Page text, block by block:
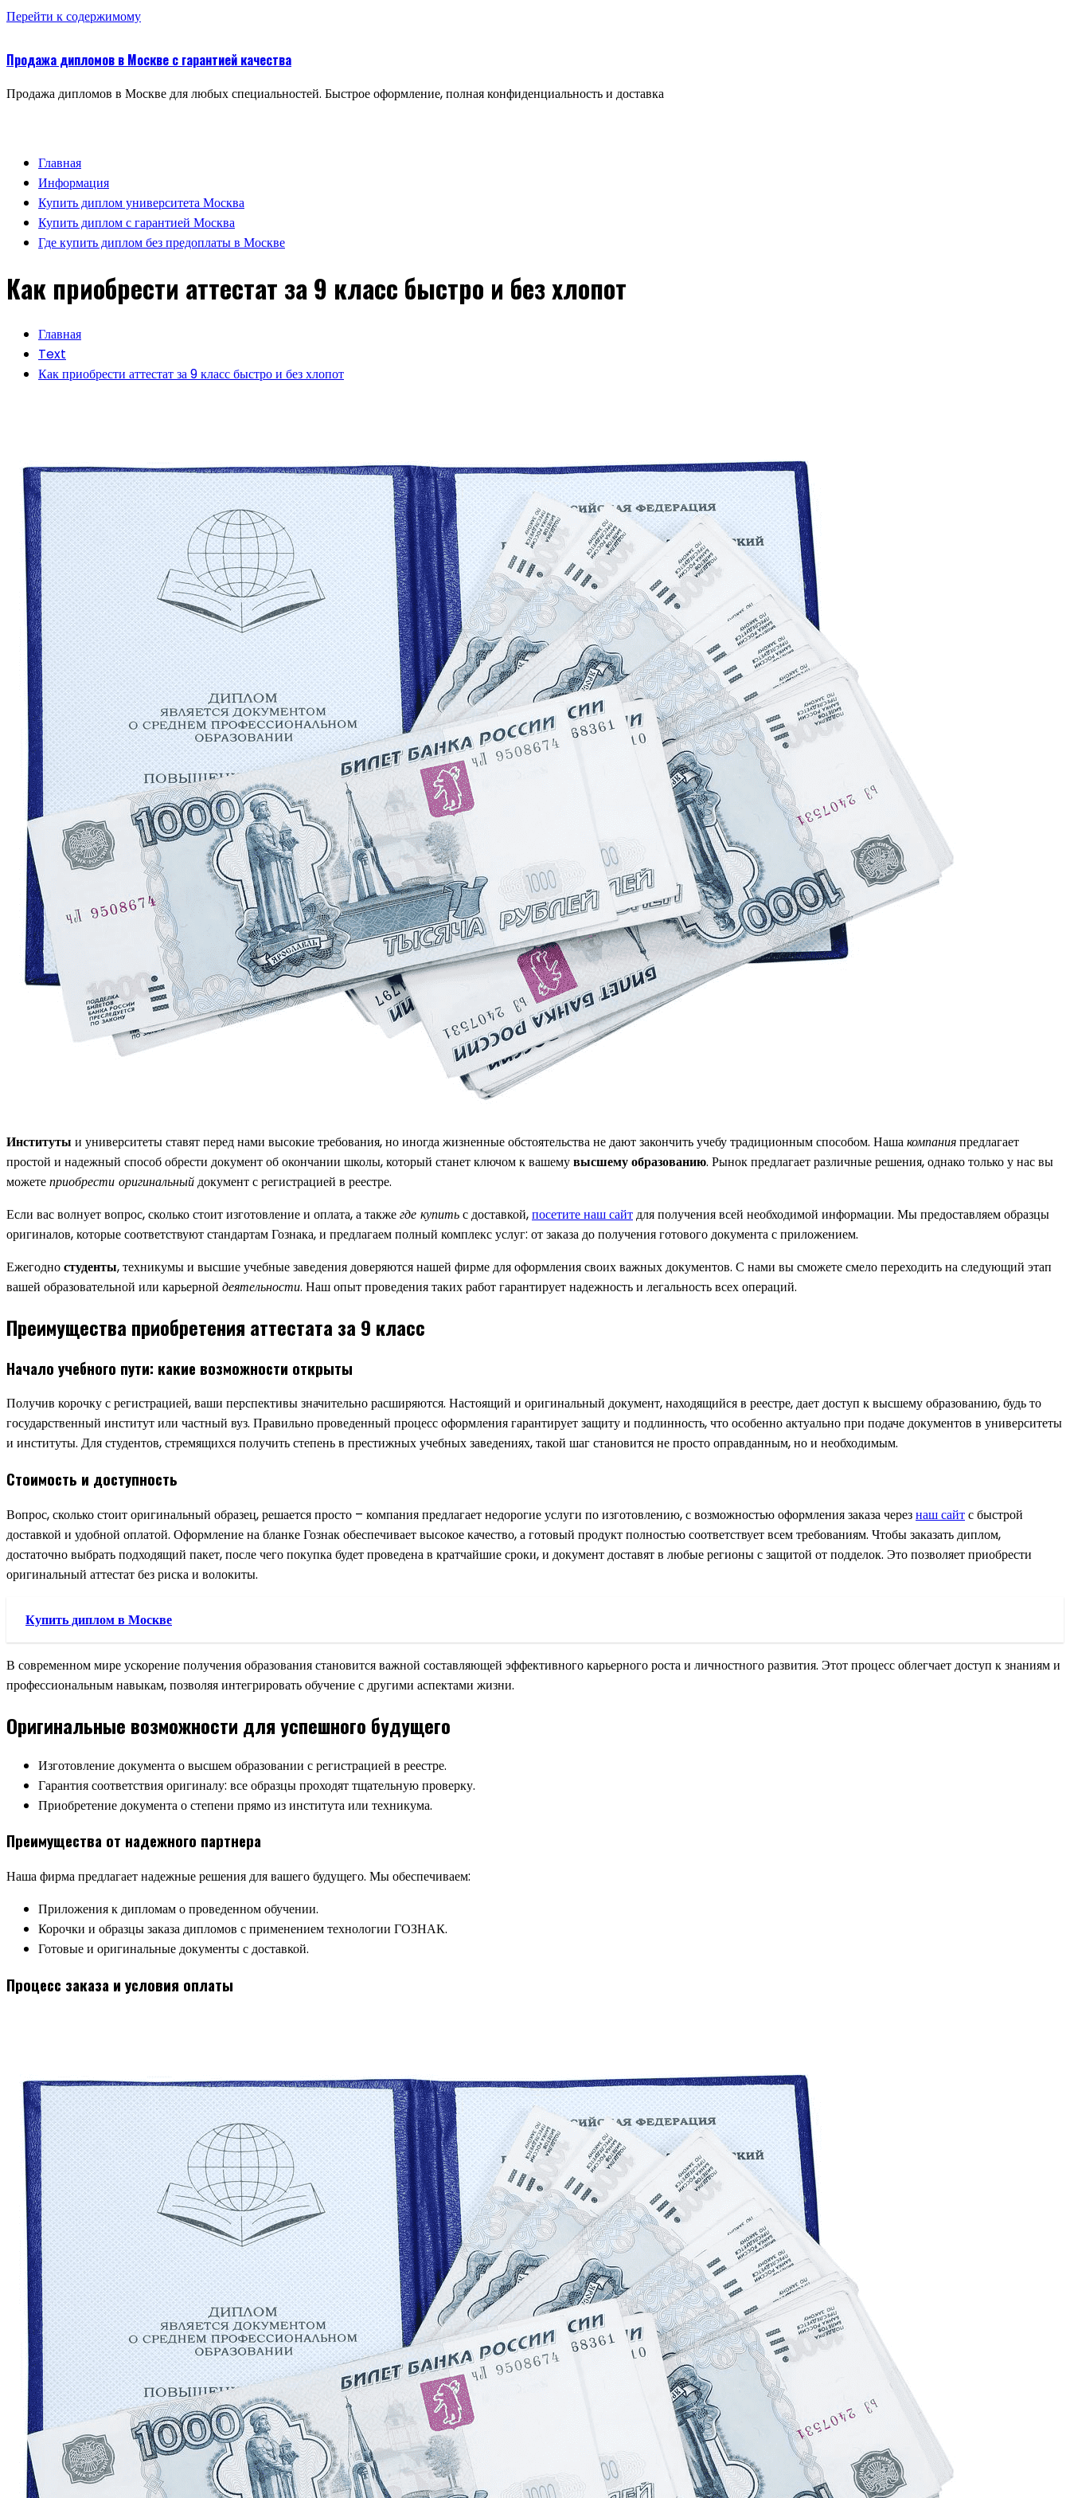
Перейти к содержимому
Продажа дипломов в Москве с гарантией качества
Продажа дипломов в Москве для любых специальностей. Быстрое оформление, полная конфиденциальность и доставка
Главная
Информация
Купить диплом университета Москва
Купить диплом с гарантией Москва
Где купить диплом без предоплаты в Москве
Как приобрести аттестат за 9 класс быстро и без хлопот
Главная
Text
Как приобрести аттестат за 9 класс быстро и без хлопот
Институты и университеты ставят перед нами высокие требования, но иногда жизненные обстоятельства не дают закончить учебу традиционным способом. Нашакомпанияпредлагает
простой и надежный способ обрести документ об окончании школы, который станет ключом к вашемувысшему образованию. Рынок предлагает различные решения, однако только у нас вы
можетеприобрести оригинальныйдокумент с регистрацией в реестре.
Если вас волнует вопрос, сколько стоит изготовление и оплата, а такжегде купитьс доставкой,посетите наш сайтдля получения всей необходимой информации. Мы предоставляем образцы
оригиналов, которые соответствуют стандартам Гознака, и предлагаем полный комплекс услуг: от заказа до получения готового документа с приложением.
Ежегодностуденты, техникумы и высшие учебные заведения доверяются нашей фирме для оформления своих важных документов. С нами вы сможете смело переходить на следующий этап
вашей образовательной или карьерной деятельности. Наш опыт проведения таких работ гарантирует надежность и легальность всех операций.
Преимущества приобретения аттестата за 9 класс
Начало учебного пути: какие возможности открыты
Получив корочку с регистрацией, ваши перспективы значительно расширяются. Настоящий и оригинальный документ, находящийся в реестре, дает доступ к высшему образованию, будь то
государственный институт или частный вуз. Правильно проведенный процесс оформления гарантирует защиту и подлинность, что особенно актуально при подаче документов в университеты
и институты. Для студентов, стремящихся получить степень в престижных учебных заведениях, такой шаг становится не просто оправданным, но и необходимым.
Стоимость и доступность
Вопрос, сколько стоит оригинальный образец, решается просто – компания предлагает недорогие услуги по изготовлению, с возможностью оформления заказа черезнаш сайтс быстрой
доставкой и удобной оплатой. Оформление на бланке Гознак обеспечивает высокое качество, а готовый продукт полностью соответствует всем требованиям. Чтобы заказать диплом,
достаточно выбрать подходящий пакет, после чего покупка будет проведена в кратчайшие сроки, и документ доставят в любые регионы с защитой от подделок. Это позволяет приобрести
оригинальный аттестат без риска и волокиты.
Купить диплом в Москве
В современном мире ускорение получения образования становится важной составляющей эффективного карьерного роста и личностного развития. Этот процесс облегчает доступ к знаниям и
профессиональным навыкам, позволяя интегрировать обучение с другими аспектами жизни.
Оригинальные возможности для успешного будущего
Изготовление документа о высшем образовании с регистрацией в реестре.
Гарантия соответствия оригиналу: все образцы проходят тщательную проверку.
Приобретение документа о степени прямо из института или техникума.
Преимущества от надежного партнера
Наша фирма предлагает надежные решения для вашего будущего. Мы обеспечиваем:
Приложения к дипломам о проведенном обучении.
Корочки и образцы заказа дипломов с применением технологии ГОЗНАК.
Готовые и оригинальные документы с доставкой.
Процесс заказа и условия оплаты